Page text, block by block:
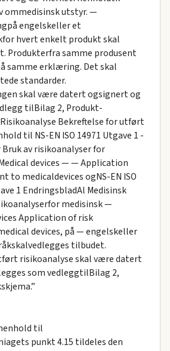
ommedisinsk utstyr. —
engelskeller et
hvert enkelt produkt skal
Produkterfra samme produsent
samme erklæring. Det skal
standarder.
skal være datert ogsignert og
tilBilag 2, Produkt-
Bekreftelse for utført
til NS-EN ISO 14971 Utgave 1 -
av risikoanalyser for
devices — — Application
to medicaldevices ogNS-EN ISO
1 EndringsbladAl Medisinsk
medisinsk —
Application of risk
devices, på — engelskeller
tilbudet.
risikoanalyse skal være datert
som vedleggtilBilag 2,
til
punkt 4.15 tildeles den